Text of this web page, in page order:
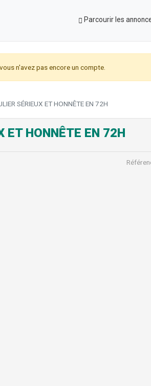
Parcourir les
n'avez pas encore un compte.
SÉRIEUX ET HONNÊTE EN 72H
ET HONNÊTE EN 72H